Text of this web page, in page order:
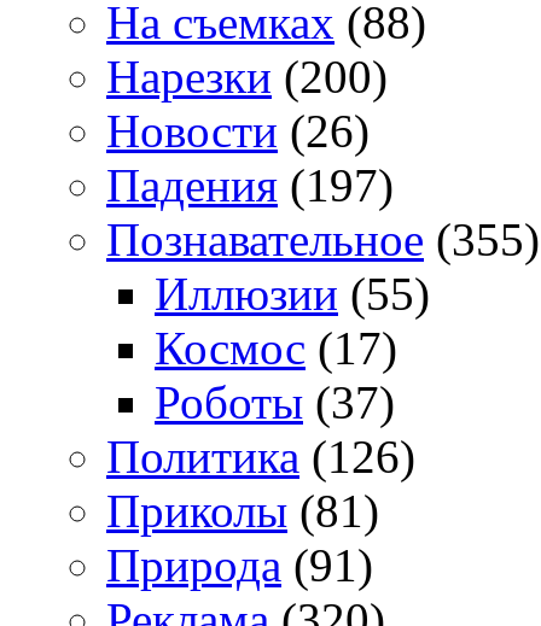
На съемках (88)
Нарезки (200)
Новости (26)
Падения (197)
Познавательное (355)
Иллюзии (55)
Космос (17)
Роботы (37)
Политика (126)
Приколы (81)
Природа (91)